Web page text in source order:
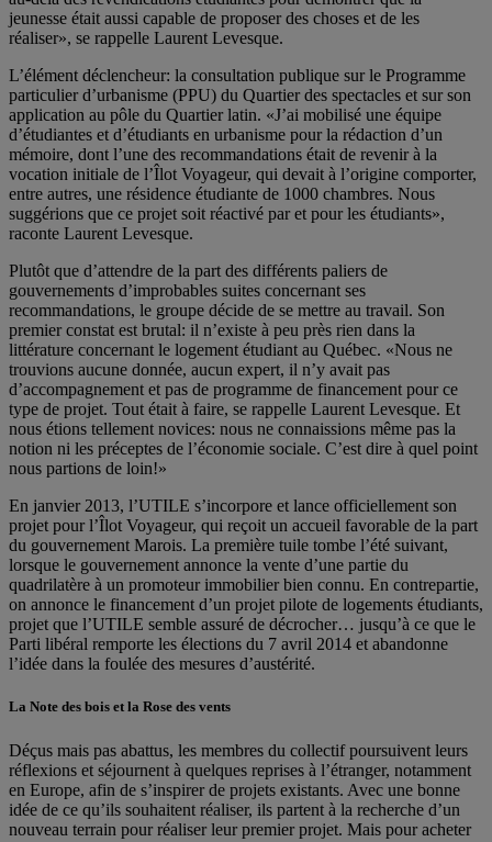
jeunesse était aussi capable de proposer des choses et de les
réaliser», se rappelle Laurent Levesque.
L’élément déclencheur: la consultation publique sur le Programme
particulier d’urbanisme (PPU) du Quartier des spectacles et sur son
application au pôle du Quartier latin. «J’ai mobilisé une équipe
d’étudiantes et d’étudiants en urbanisme pour la rédaction d’un
mémoire, dont l’une des recommandations était de revenir à la
vocation initiale de l’Îlot Voyageur, qui devait à l’origine comporter,
entre autres, une résidence étudiante de 1000 chambres. Nous
suggérions que ce projet soit réactivé par et pour les étudiants»,
raconte Laurent Levesque.
Plutôt que d’attendre de la part des différents paliers de
gouvernements d’improbables suites concernant ses
recommandations, le groupe décide de se mettre au travail. Son
premier constat est brutal: il n’existe à peu près rien dans la
littérature concernant le logement étudiant au Québec. «Nous ne
trouvions aucune donnée, aucun expert, il n’y avait pas
d’accompagnement et pas de programme de financement pour ce
type de projet. Tout était à faire, se rappelle Laurent Levesque. Et
nous étions tellement novices: nous ne connaissions même pas la
notion ni les préceptes de l’économie sociale. C’est dire à quel point
nous partions de loin!»
En janvier 2013, l’UTILE s’incorpore et lance officiellement son
projet pour l’Îlot Voyageur, qui reçoit un accueil favorable de la part
du gouvernement Marois. La première tuile tombe l’été suivant,
lorsque le gouvernement annonce la vente d’une partie du
quadrilatère à un promoteur immobilier bien connu. En contrepartie,
on annonce le financement d’un projet pilote de logements étudiants,
projet que l’UTILE semble assuré de décrocher… jusqu’à ce que le
Parti libéral remporte les élections du 7 avril 2014 et abandonne
l’idée dans la foulée des mesures d’austérité.
La Note des bois et la Rose des vents
Déçus mais pas abattus, les membres du collectif poursuivent leurs
réflexions et séjournent à quelques reprises à l’étranger, notamment
en Europe, afin de s’inspirer de projets existants. Avec une bonne
idée de ce qu’ils souhaitent réaliser, ils partent à la recherche d’un
nouveau terrain pour réaliser leur premier projet. Mais pour acheter